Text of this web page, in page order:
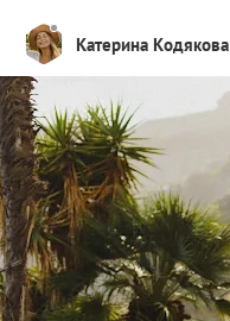
Катерина Кодякова